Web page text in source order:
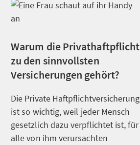
Warum die Privathaftpflicht
zu den sinnvollsten
Versicherungen gehört?
Die Private Haftpflichtversicherung
ist so wichtig, weil jeder Mensch
gesetzlich dazu verpflichtet ist, für
alle von ihm verursachten